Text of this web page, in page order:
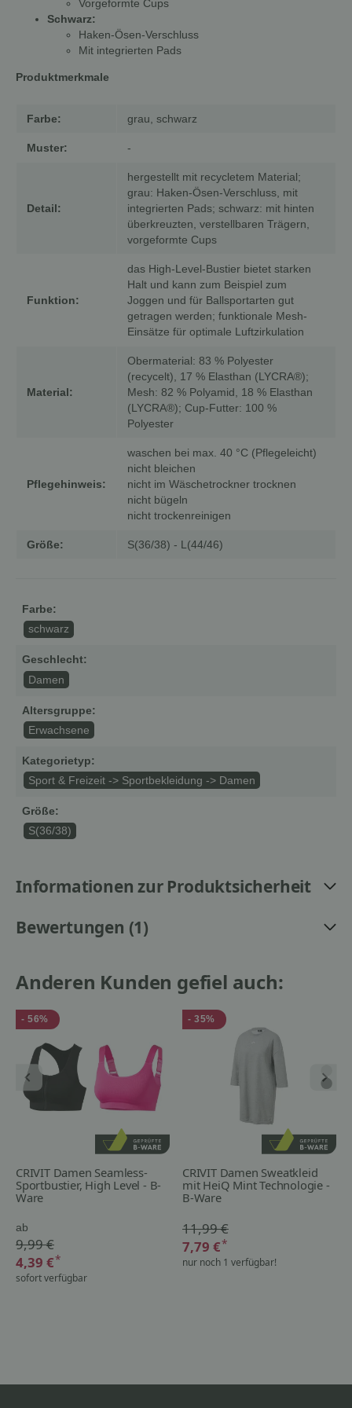
Vorgeformte Cups
Schwarz:
Haken-Ösen-Verschluss
Mit integrierten Pads
Produktmerkmale
Farbe: grau, schwarz
Muster: -
Detail:
hergestellt mit recycletem Material;
grau: Haken-Ösen-Verschluss, mit
integrierten Pads; schwarz: mit hinten
überkreuzten, verstellbaren Trägern,
vorgeformte Cups
Funktion:
das High-Level-Bustier bietet starken
Halt und kann zum Beispiel zum
Joggen und für Ballsportarten gut
getragen werden; funktionale Mesh-
Einsätze für optimale Luftzirkulation
Material:
Obermaterial: 83 % Polyester
(recycelt), 17 % Elasthan (LYCRA®);
Mesh: 82 % Polyamid, 18 % Elasthan
(LYCRA®); Cup-Futter: 100 %
Polyester
Pflegehinweis:
waschen bei max. 40 °C (Pflegeleicht)
nicht bleichen
nicht im Wäschetrockner trocknen
nicht bügeln
nicht trockenreinigen
Größe: S(36/38) - L(44/46)
Farbe:
schwarz
Geschlecht:
Damen
Altersgruppe:
Erwachsene
Kategorietyp:
Sport & Freizeit -> Sportbekleidung -> Damen
Größe:
S(36/38)
Informationen zur Produktsicherheit
Bewertungen (1)
Anderen Kunden gefiel auch:
- 56%
CRIVIT Damen Seamless-
Sportbustier, High Level - B-
Ware
ab
9,99 €
4,39 €*
sofort verfügbar
- 35%
CRIVIT Damen Sweatkleid
mit HeiQ Mint Technologie -
B-Ware
11,99 €
7,79 €*
nur noch 1 verfügbar!